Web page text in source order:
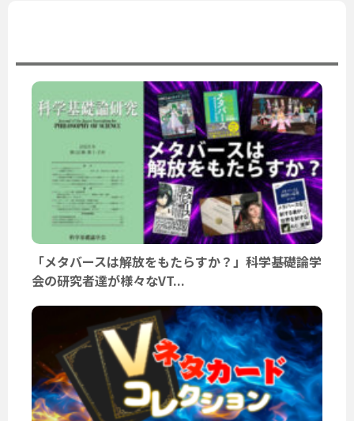
「メタバースは解放をもたらすか？」科学基礎論学
会の研究者達が様々なVT...